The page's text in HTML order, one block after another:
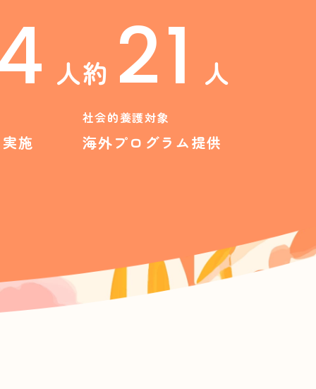
人
施
約 21 人
社会的養護対象
海外プログラム提供